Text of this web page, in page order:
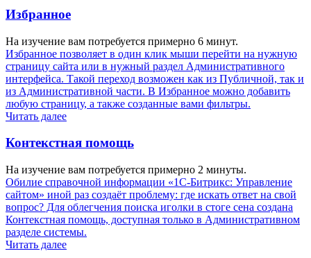
Избранное
На изучение вам потребуется примерно 6 минут.
Избранное позволяет в один клик мыши перейти на нужную
страницу сайта или в нужный раздел Административного
интерфейса. Такой переход возможен как из Публичной, так и
из Административной части. В Избранное можно добавить
любую страницу, а также созданные вами фильтры.
Читать далее
Контекстная помощь
На изучение вам потребуется примерно 2 минуты.
Обилие справочной информации «1С-Битрикс: Управление
сайтом» иной раз создаёт проблему: где искать ответ на свой
вопрос? Для облегчения поиска иголки в стоге сена создана
Контекстная помощь, доступная только в Административном
разделе системы.
Читать далее